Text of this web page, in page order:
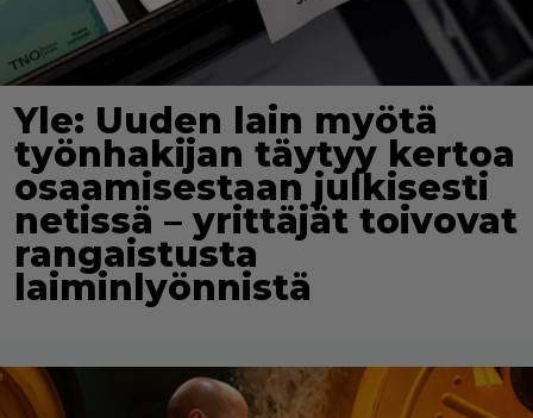
Yle: Uuden lain myötä
työnhakijan täytyy kertoa
osaamisestaan julkisesti
netissä – yrittäjät toivovat
rangaistusta
laiminlyönnistä